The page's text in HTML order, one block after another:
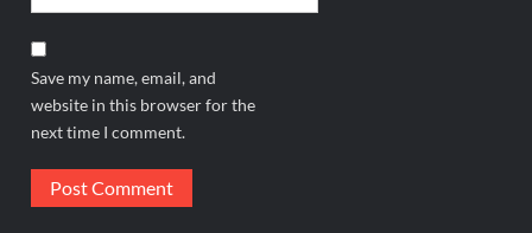
Save my name, email, and
website in this browser for the
next time I comment.